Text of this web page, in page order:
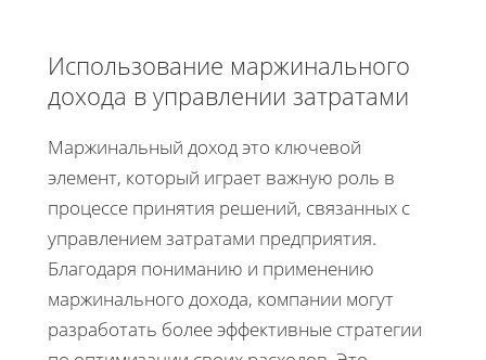
Использование маржинального
дохода в управлении затратами
Маржинальный доход это ключевой
элемент, который играет важную роль в
процессе принятия решений, связанных с
управлением затратами предприятия.
Благодаря пониманию и применению
маржинального дохода, компании могут
разработать более эффективные стратегии